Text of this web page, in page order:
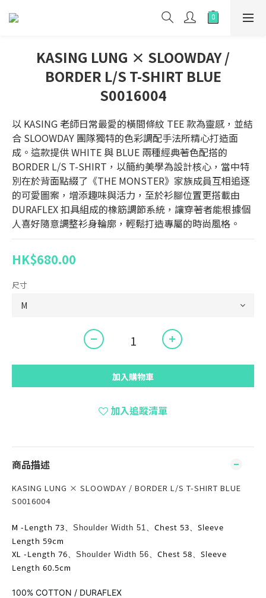
KASING LUNG × SLOOWDAY /
BORDER L/S T-SHIRT BLUE
S0016004
以 KASING 老師日常最愛的橫間條紋 TEE 款為靈感，並結
合 SLOOWDAY 團隊獨特的色彩調配手法所精心打造面
成。這款提供 WHITE 與 BLUE 兩種經典著色配搭的
BORDER L/S T-SHIRT，以簡約美學為設計核心，當中特
別在於背面點綴了《THE MONSTER》家族成員互相追逐
的可愛圖案，增添趣味與活力，至於衫腳位置更搭載由
DURAFLEX 扣具組成的橡筋調節系統，讓穿著者能根據個
人喜好隨意調整衫身輪廓，輕鬆打造專屬的時尚風格。
HK$680.00
尺寸
加入購物車
加入追蹤清單
商品描述
KASING LUNG × SLOOWDAY / BORDER L/S T-SHIRT BLUE
S0016004
M -Length 73、 Shoulder Width 51、 Chest 53、 Sleeve
Length 59cm
XL -Length 76、 Shoulder Width 56、 Chest 58、 Sleeve
Length 60.5cm
100% COTTON / DURAFLEX